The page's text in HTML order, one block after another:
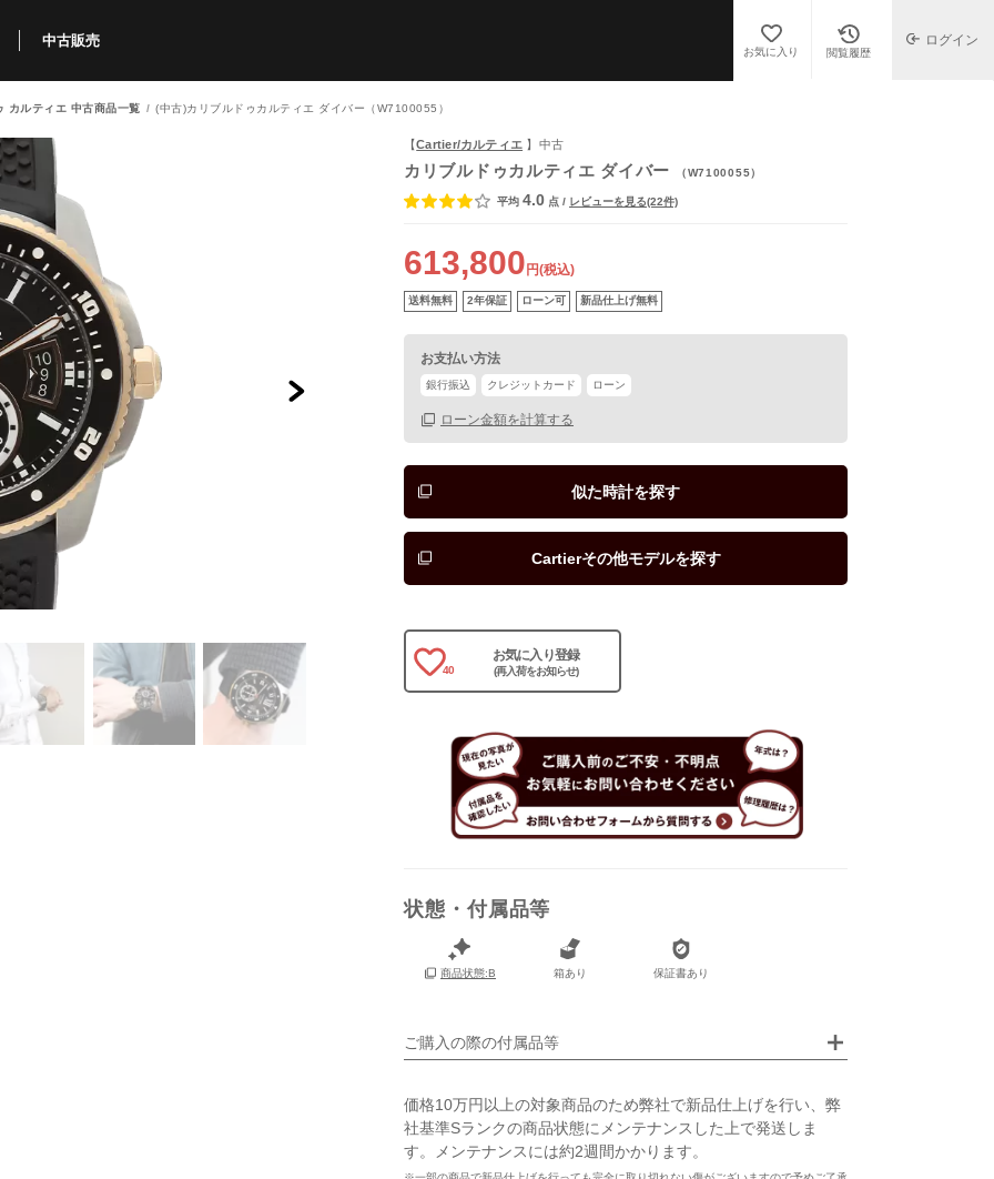
限定商品 購入可能商品
できるポイント カリトケとは？
用方法 Q&A
中古販売
中古販売商品 ブランド一覧 中古販売について
お気に入り 閲覧履歴
ログイン
カルティエ 中古商品一覧 (中古)カリブルドゥカルティエ ダイバー（W7100055）
【Cartier/カルティエ 】中古
カリブルドゥカルティエ ダイバー （W7100055）
平均 4.0 点 / レビューを見る(22件)
613,800 円(税込)
送料無料 2年保証 ローン可 新品仕上げ無料
お支払い方法
銀行振込 クレジットカード ローン
ローン金額を計算する
似た時計を探す
Cartierその他モデルを探す
40
お気に入り登録
(再入荷をお知らせ)
状態・付属品等
商品状態:B 箱あり 保証書あり
ご購入の際の付属品等
保証書
箱
価格10万円以上の対象商品のため弊社で新品仕上げを行い、弊
社基準Sランクの商品状態にメンテナンスした上で発送しま
す。メンテナンスには約2週間かかります。